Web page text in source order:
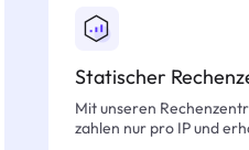
Statischer
Mit unseren
zahlen nur pro IP und